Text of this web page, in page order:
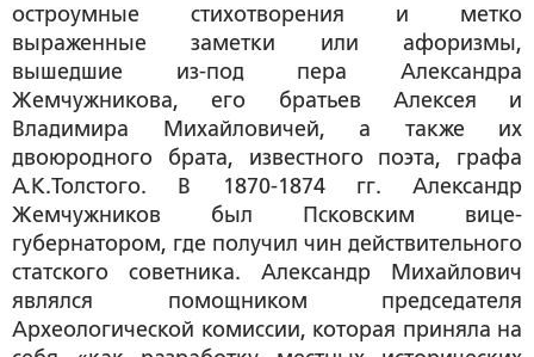
остроумные стихотворения и метко
выраженные заметки или афоризмы,
вышедшие из-под пера Александра
Жемчужникова, его братьев Алексея и
Владимира Михайловичей, а также их
двоюродного брата, известного поэта, графа
А.К.Толстого. В 1870-1874 гг. Александр
Жемчужников был Псковским вице-
губернатором, где получил чин действительного
статского советника. Александр Михайлович
являлся помощником председателя
Археологической комиссии, которая приняла на